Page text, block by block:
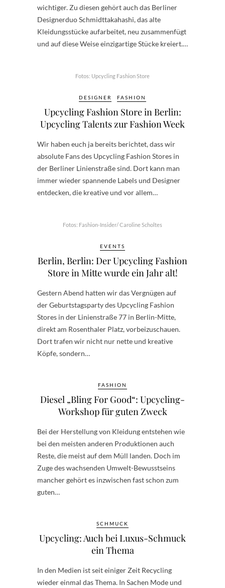
wichtiger. Zu diesen gehört auch das Berliner
Designerduo Schmidttakahashi, das alte
Kleidungsstücke aufarbeitet, neu zusammenfügt
und auf diese Weise einzigartige Stücke kreiert.…
Fotos: Upcycling Fashion Store
DESIGNER FASHION
Upcycling Fashion Store in Berlin:
Upcycling Talents zur Fashion Week
Wir haben euch ja bereits berichtet, dass wir
absolute Fans des Upcycling Fashion Stores in
der Berliner Linienstraße sind. Dort kann man
immer wieder spannende Labels und Designer
entdecken, die kreative und vor allem…
Fotos: Fashion-Insider/ Caroline Scholtes
EVENTS
Berlin, Berlin: Der Upcycling Fashion
Store in Mitte wurde ein Jahr alt!
Gestern Abend hatten wir das Vergnügen auf
der Geburtstagsparty des Upcycling Fashion
Stores in der Linienstraße 77 in Berlin-Mitte,
direkt am Rosenthaler Platz, vorbeizuschauen.
Dort trafen wir nicht nur nette und kreative
Köpfe, sondern…
FASHION
Diesel „Bling For Good“: Upcycling-
Workshop für guten Zweck
Bei der Herstellung von Kleidung entstehen wie
bei den meisten anderen Produktionen auch
Reste, die meist auf dem Müll landen. Doch im
Zuge des wachsenden Umwelt-Bewusstseins
mancher gehört es inzwischen fast schon zum
guten…
SCHMUCK
Upcycling: Auch bei Luxus-Schmuck
ein Thema
In den Medien ist seit einiger Zeit Recycling
wieder einmal das Thema. In Sachen Mode und